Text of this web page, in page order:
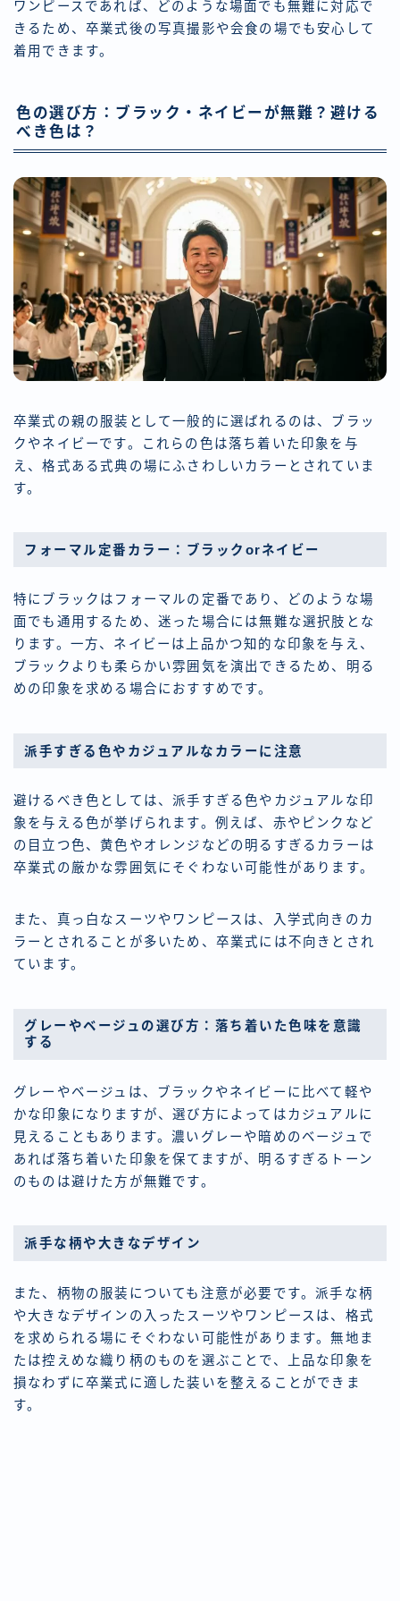
ワンピースであれば、どのような場面でも無難に対応で
きるため、卒業式後の写真撮影や会食の場でも安心して
着用できます。
色の選び方：ブラック・ネイビーが無難？避ける
べき色は？
卒業式の親の服装として一般的に選ばれるのは、ブラッ
クやネイビーです。これらの色は落ち着いた印象を与
え、格式ある式典の場にふさわしいカラーとされていま
す。
フォーマル定番カラー：ブラックorネイビー
特にブラックはフォーマルの定番であり、どのような場
面でも通用するため、迷った場合には無難な選択肢とな
ります。一方、ネイビーは上品かつ知的な印象を与え、
ブラックよりも柔らかい雰囲気を演出できるため、明る
めの印象を求める場合におすすめです。
派手すぎる色やカジュアルなカラーに注意
避けるべき色としては、派手すぎる色やカジュアルな印
象を与える色が挙げられます。例えば、赤やピンクなど
の目立つ色、黄色やオレンジなどの明るすぎるカラーは
卒業式の厳かな雰囲気にそぐわない可能性があります。
また、真っ白なスーツやワンピースは、入学式向きのカ
ラーとされることが多いため、卒業式には不向きとされ
ています。
グレーやベージュの選び方：落ち着いた色味を意識
する
グレーやベージュは、ブラックやネイビーに比べて軽や
かな印象になりますが、選び方によってはカジュアルに
見えることもあります。濃いグレーや暗めのベージュで
あれば落ち着いた印象を保てますが、明るすぎるトーン
のものは避けた方が無難です。
派手な柄や大きなデザイン
また、柄物の服装についても注意が必要です。派手な柄
や大きなデザインの入ったスーツやワンピースは、格式
を求められる場にそぐわない可能性があります。無地ま
たは控えめな織り柄のものを選ぶことで、上品な印象を
損なわずに卒業式に適した装いを整えることができま
す。